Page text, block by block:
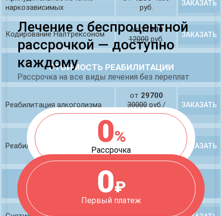
наркозависимых
руб.
ЗАКАЗАТЬ
Кодирование Налтрексоном от11900
12000руб. ЗАКАЗАТЬ
СТОИМОСТЬ РЕАБИЛИТАЦИИ
Реабилитация алкоголизма
от 29700
30000руб./
месяц
ЗАКАЗАТЬ
Реабилитация наркомании
месяц
ЗАКАЗАТЬ
СНЯТИЕ ЛОМКИ
Лечение с беспроцентной
рассрочкой — доступно
каждому
Рассрочка на все виды лечения без переплат
0%
Рассрочка
0₽
Первый платеж